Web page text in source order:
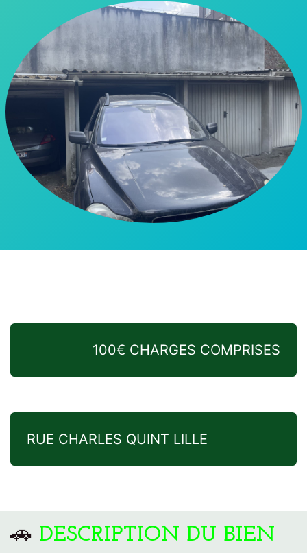
100€ CHARGES COMPRISES
RUE CHARLES QUINT LILLE
🚗 DESCRIPTION DU BIEN